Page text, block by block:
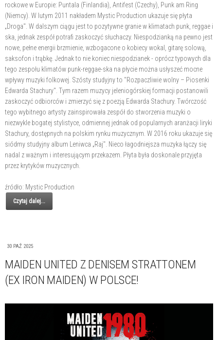
rockowe w Europie: Puntala (Finlandia), Antifest (Czechy), Punk am Ring
(Niemcy). W lutym 2011 nakładem Mystic Production ukazuje się płyta
„Droga". W dalszym ciągu jest to pozytywne granie w klimatach punk, reggae i
ska, jednak zespół potrafi zaskoczyć słuchaczy. Niespodzianką na pewno jest
nowe, pełne energii brzmienie, wzbogacone o kobiecy wokal, gitarę solową,
saksofon i trąbkę. Jednak to nie koniec niespodzianek - oprócz typowych dla
tego zespołu klimatów punk-reggae-ska na płycie można usłyszeć mocne
wpływy muzyki folkowej. Szósty studyjny to "Rozpaczliwie wolny – Piosenki
Edwarda Stachury". Tym razem muzycy jeleniogórskiej formacji postanowili
zaskoczyć odbiorców i zmierzyć się z poezją Edwarda Stachury. Twórczość
tego wybitnego artysty zainspirowała zespół do stworzenia muzyki o
niezwykle bogatej stylistyce, odmiennej jednak od popularnych aranżacji liryki
Stachury, dostępnych na polskim rynku muzycznym. W 2016 roku ukazuje się
siódmy studyjny album Leniwca „Raj". Nieco łagodniejsza muzyka łączy się
nadal z ważnym i interesującym przekazem. Płyta była doskonale przyjęta
przez krytyków muzycznych.
źródło: Mystic Production
Czytaj dalej...
30 PAŹ 2025
MAIDEN UNITED Z DENISEM STRATTONEM
(EX IRON MAIDEN) W POLSCE!